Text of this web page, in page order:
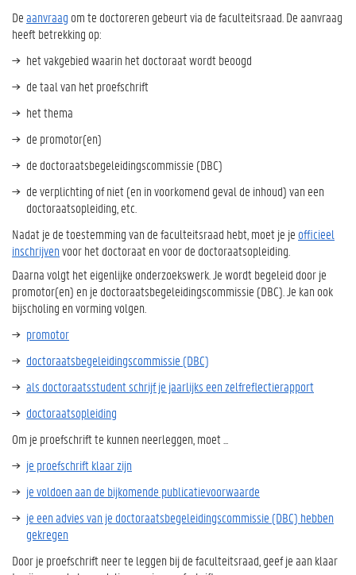
Deaanvraag om te doctoreren gebeurt via de faculteitsraad. De aanvraag
heeft betrekking op:
het vakgebied waarin het doctoraat wordt beoogd
de taal van het proefschrift
het thema
de promotor(en)
de doctoraatsbegeleidingscommissie (DBC)
de verplichting of niet (en in voorkomend geval de inhoud) van een
doctoraatsopleiding, etc.
Nadat je de toestemming van de faculteitsraad hebt, moet je je officieel
inschrijvenvoor het doctoraat en voor de doctoraatsopleiding.
Daarna volgt het eigenlijke onderzoekswerk. Je wordt begeleid door je
promotor(en) en je doctoraatsbegeleidingscommissie (DBC). Je kan ook
bijscholing en vorming volgen.
promotor
doctoraatsbegeleidingscommissie (DBC)
als doctoraatsstudent schrijf je jaarlijks een zelfreflectierapport
doctoraatsopleiding
Om je proefschrift te kunnen neerleggen, moet ...
je proefschrift klaar zijn
je voldoen aan de bijkomende publicatievoorwaarde
je een advies van je doctoraatsbegeleidingscommissie (DBC) hebben
gekregen
Door je proefschrift neer te leggen bij de faculteitsraad, geef je aan klaar